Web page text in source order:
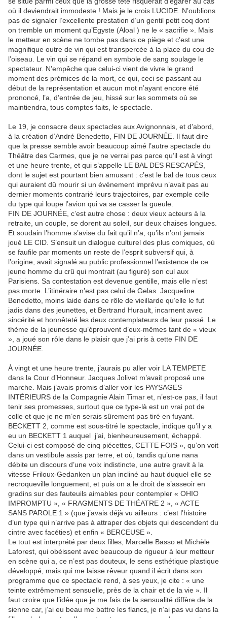
où il deviendrait immodeste ! Mais je le crois LUCIDE. N’oublions
pas de signaler l’excellente prestation d’un gentil petit coq dont
on tremble un moment qu’Egyste (Aloal ) ne le « sacrifie ». Mais
le metteur en scène ne tombe pas dans ce piège et c’est une
magnifique outre de vin qui est transpercée à la place du cou de
l’oiseau. Le vin qui se répand en symbole de sang soulage le
spectateur. N’empêche que celui-ci vient de vivre le grand
moment des prémices de la mort, ce qui, ceci se passant au
début de la représentation et aucun mot n’ayant encore été
prononcé, l’a, d’entrée de jeu, hissé sur les sommets où se
maintiendra, tous comptes faits, le spectacle.
Le 19, je consacre deux spectacles aux Avignonnais, et d’abord,
à la création d’André Benedetto, FIN DE JOURNÉE. Il faut dire
que la presse semble avoir beaucoup aimé l’autre spectacle du
Théâtre des Carmes, que je ne verrai pas parce qu’il est à vingt
et une heure trente, et qui s’appelle LE BAL DES RESCAPÉS,
dont le sujet est pourtant bien amusant : c’est le bal de tous ceux
qui auraient dû mourir si un événement imprévu n’avait pas au
dernier moments contrarié leurs trajectoires, par exemple celle
du type qui loupe l’avion qui va se casser la gueule.
FIN DE JOURNÉE, c’est autre chose : deux vieux acteurs à la
retraite, un couple, se dorent au soleil, sur deux chaises longues.
Et soudain l’homme s’avise du fait qu’il n’a, qu’ils n’ont jamais
joué LE CID. S’ensuit un dialogue culturel des plus comiques, où
se faufile par moments un reste de l’esprit subversif qui, à
l’origine, avait signalé au public professionnel l’existence de ce
jeune homme du crû qui montrait (au figuré) son cul aux
Parisiens. Sa contestation est devenue gentille, mais elle n’est
pas morte. L’itinéraire n’est pas celui de Gelas. Jacqueline
Benedetto, moins laide dans ce rôle de vieillarde qu’elle le fut
jadis dans des jeunettes, et Bertrand Hurault, incarnent avec
sincérité et honnêteté les deux contemplateurs de leur passé. Le
thème de la jeunesse qu’éprouvent d’eux-mêmes tant de « vieux
», a joué son rôle dans le plaisir que j’ai pris à cette FIN DE
JOURNÉE.
À vingt et une heure trente, j’aurais pu aller voir LA TEMPETE
dans la Cour d’Honneur. Jacques Jolivet m’avait proposé une
marche. Mais j’avais promis d’aller voir les PAYSAGES
INTÉRIEURS de la Compagnie Alain Timar et, n’est-ce pas, il faut
tenir ses promesses, surtout que ce type-là est un vrai pot de
colle et que je ne m’en serais sûrement pas tiré en fuyant.
BECKETT 2, comme est sous-titré le spectacle, indique qu’il y a
eu un BECKETT 1 auquel j’ai, bienheureusement, échappé.
Celui-ci est composé de cinq piécettes, CETTE FOIS », qu’on voit
dans un vestibule assis par terre, et où, tandis qu’une nana
débite un discours d’une voix indistincte, une autre gravit à la
vitesse Friloux-Gedanken un plan incliné au haut duquel elle se
recroqueville longuement, et puis on a le droit de s’asseoir en
gradins sur des fauteuils aimables pour contempler « OHIO
IMPROMPTU », « FRAGMENTS DE THÉATRE 2 », « ACTE
SANS PAROLE 1 » (que j’avais déjà vu ailleurs : c’est l’histoire
d’un type qui n’arrive pas à attraper des objets qui descendent du
cintre avec facéties) et enfin « BERCEUSE ».
Le tout est interprété par deux filles, Marcelle Basso et Michèle
Laforest, qui obéissent avec beaucoup de rigueur à leur metteur
en scène qui a, ce n’est pas douteux, le sens esthétique plastique
développé, mais qui me laisse rêveur quand il écrit dans son
programme que ce spectacle rend, à ses yeux, je cite : « une
teinte extrêmement sensuelle, près de la chair et de la vie ». Il
faut croire que l’idée que je me fais de la sensualité diffère de la
sienne car, j’ai eu beau me battre les flancs, je n’ai pas vu dans la